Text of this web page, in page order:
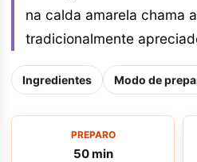
na calda amarela chama
tradicionalmente
Ingredientes Modo de
PREPARO
50 min